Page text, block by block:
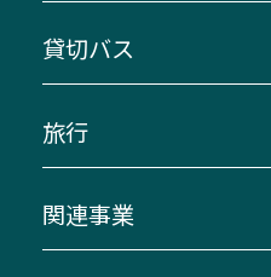
路線バスのご利用方法
三重交通接近情報バス
ダイヤ改正情報
迂回・休止について
臨時バスについて
南紀・VISON～横浜・
伊賀～名古屋
南紀～VISON～名古屋
湯の山温泉～名古屋
貸切バス
貸切バスのご利用につ
お問い合わせ
旅行
貸切バス団体旅行
関連事業